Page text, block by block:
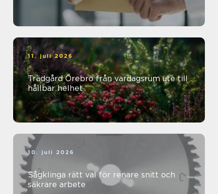
11. juli 2026
Trädgård Örebro från vardagsrum ute till
hållbar helhet
10. juli 2026
Sågklinga rätt val för renare snitt och
säkrare arbete